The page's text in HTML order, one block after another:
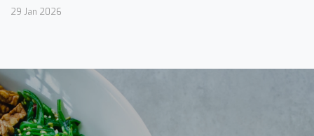
29 Jan 2026